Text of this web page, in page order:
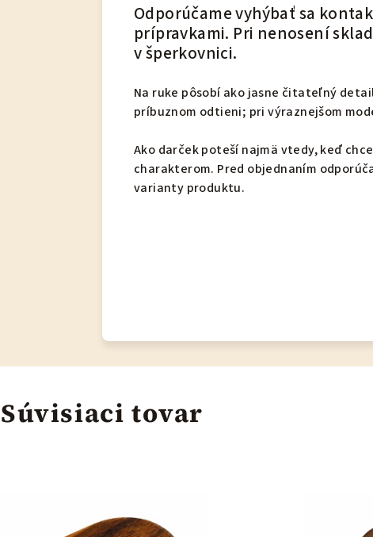
Odporúčame vyhýbať sa
prípravkami. Pri nenosení
v šperkovnici.
Na ruke pôsobí ako jasne čitateľný
príbuznom odtieni; pri výraznejšom
Ako darček poteší najmä vtedy, keď
charakterom. Pred objednaním
varianty produktu.
Súvisiaci tovar